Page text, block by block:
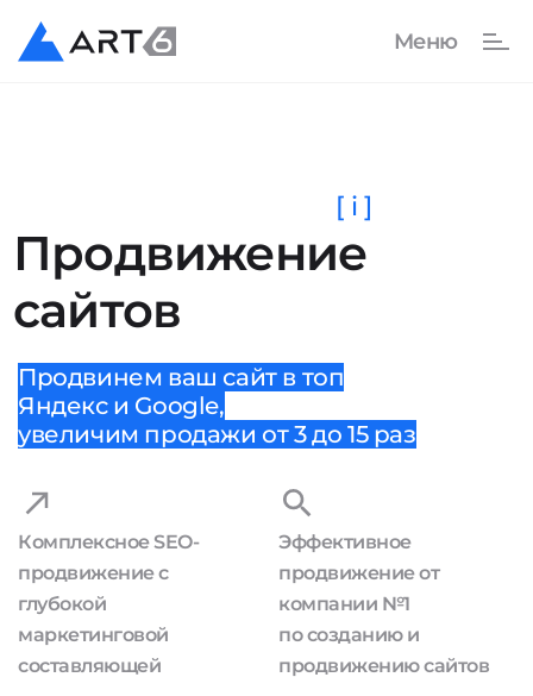
Продвижение
сайтов
[ i ]
Продвинем ваш сайт в топ
Яндекс и Google,
увеличим продажи от 3 до 15 раз
Комплексное SEO-
продвижение с
глубокой
маркетинговой
составляющей
Эффективное
продвижение от
компании №1
по созданию и
продвижению сайтов